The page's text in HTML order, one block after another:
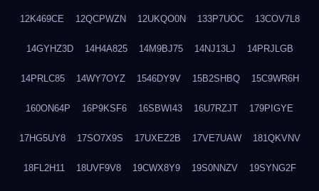
12K469CE 12QCPWZN 12UKQO0N 133P7UOC 13COV7L8
14GYHZ3D 14H4A825 14M9BJ75 14NJ13LJ 14PRJLGB
14PRLC85 14WY7OYZ 1546DY9V 15B2SHBQ 15C9WR6H
160ON64P 16P9KSF6 16SBWI43 16U7RZJT 179PIGYE
17HG5UY8 17SO7X9S 17UXEZ2B 17VE7UAW 181QKVNV
18FL2H11 18UVF9V8 19CWX8Y9 19S0NNZV 19SYNG2F